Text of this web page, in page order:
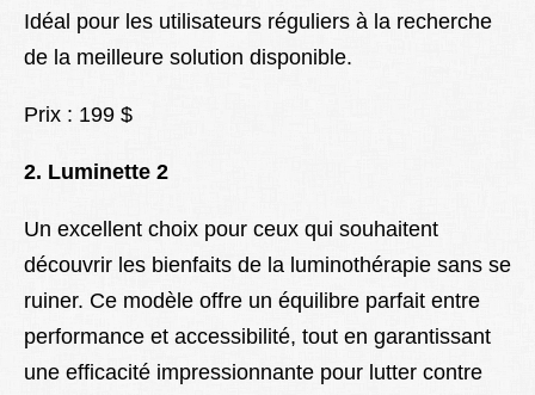
Idéal pour les utilisateurs réguliers à la recherche
de la meilleure solution disponible.
Prix : 199 $
2. Luminette 2
Un excellent choix pour ceux qui souhaitent
découvrir les bienfaits de la luminothérapie sans se
ruiner. Ce modèle offre un équilibre parfait entre
performance et accessibilité, tout en garantissant
une efficacité impressionnante pour lutter contre